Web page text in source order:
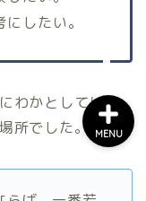
したい。
わかとしては、
所でした。
MENU
Contact